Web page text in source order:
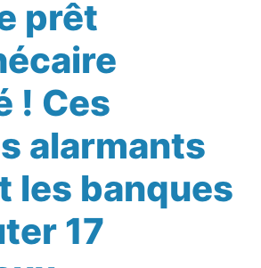
prêt
! Ces
alarmants
les banques
17